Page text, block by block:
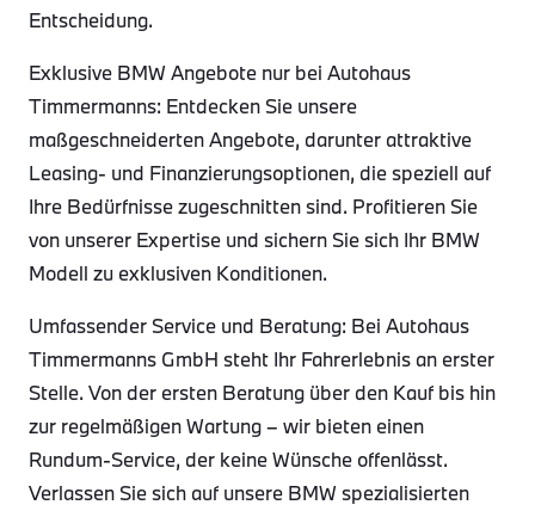
Entscheidung.
Exklusive BMW Angebote nur bei Autohaus
Timmermanns: Entdecken Sie unsere
maßgeschneiderten Angebote, darunter attraktive
Leasing- und Finanzierungsoptionen, die speziell auf
Ihre Bedürfnisse zugeschnitten sind. Profitieren Sie
von unserer Expertise und sichern Sie sich Ihr BMW
Modell zu exklusiven Konditionen.
Umfassender Service und Beratung: Bei Autohaus
Timmermanns GmbH steht Ihr Fahrerlebnis an erster
Stelle. Von der ersten Beratung über den Kauf bis hin
zur regelmäßigen Wartung – wir bieten einen
Rundum-Service, der keine Wünsche offenlässt.
Verlassen Sie sich auf unsere BMW spezialisierten